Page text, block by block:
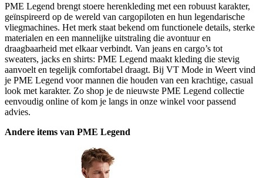
PME Legend brengt stoere herenkleding met een robuust karakter,
geïnspireerd op de wereld van cargopiloten en hun legendarische
vliegmachines. Het merk staat bekend om functionele details, sterke
materialen en een mannelijke uitstraling die avontuur en
draagbaarheid met elkaar verbindt. Van jeans en cargo’s tot
sweaters, jacks en shirts: PME Legend maakt kleding die stevig
aanvoelt en tegelijk comfortabel draagt. Bij VT Mode in Weert vind
je PME Legend voor mannen die houden van een krachtige, casual
look met karakter. Zo shop je de nieuwste PME Legend collectie
eenvoudig online of kom je langs in onze winkel voor passend
advies.
Andere items van PME Legend